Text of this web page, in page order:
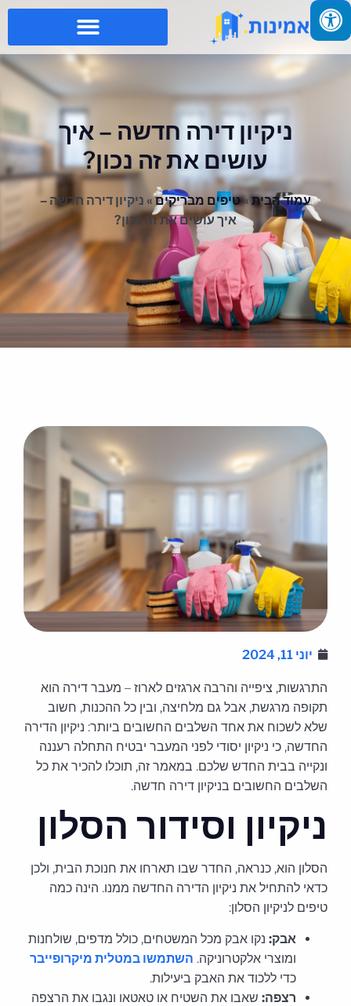
ניקיון דירה חדשה – איך
עושים את זה נכון?
עמוד הבית»טיפים מבריקים»ניקיון דירה חדשה –
איך עושים את זה נכון?
יוני 11, 2024
התרגשות, ציפייה והרבה ארגזים לארוז – מעבר דירה הוא
תקופה מרגשת, אבל גם מלחיצה, ובין כל ההכנות, חשוב
שלא לשכוח את אחד השלבים החשובים ביותר: ניקיון הדירה
החדשה, כי ניקיון יסודי לפני המעבר יבטיח התחלה רעננה
ונקייה בבית החדש שלכם. במאמר זה, תוכלו להכיר את כל
השלבים החשובים בניקיון דירה חדשה.
ניקיון וסידור הסלון
הסלון הוא, כנראה, החדר שבו תארחו את חנוכת הבית, ולכן
כדאי להתחיל את ניקיון הדירה החדשה ממנו. הינה כמה
טיפים לניקיון הסלון:
אבק:נקו אבק מכל המשטחים, כולל מדפים, שולחנות
ומוצרי אלקטרוניקה.השתמשו במטלית מיקרופייבר
כדי ללכוד את האבק ביעילות.
רצפה:שאבו את השטיח או טאטאו ונגבו את הרצפה